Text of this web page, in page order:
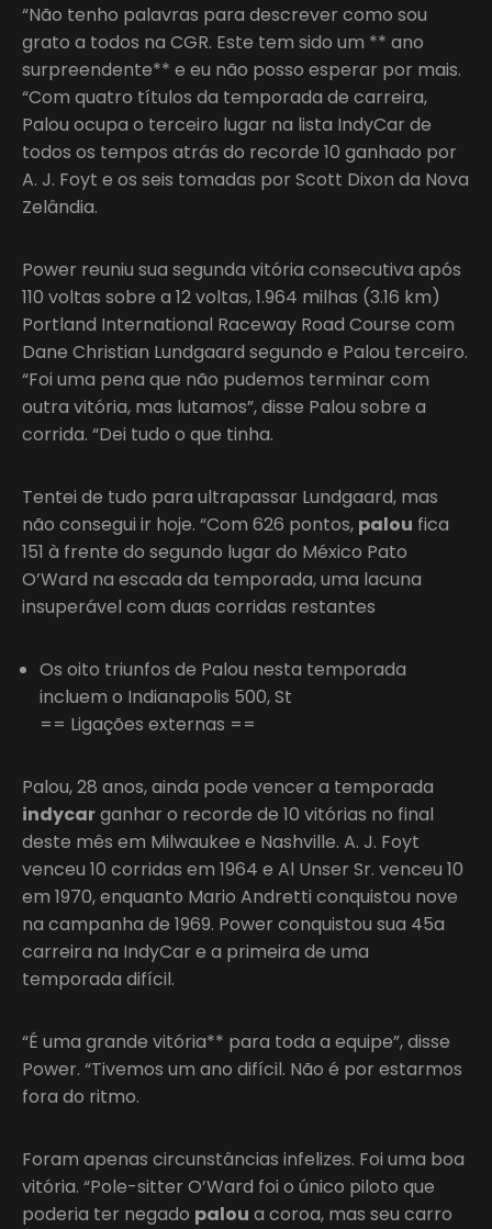
“Não tenho palavras para descrever como sou
grato a todos na CGR. Este tem sido um ** ano
surpreendente** e eu não posso esperar por mais.
“Com quatro títulos da temporada de carreira,
Palou ocupa o terceiro lugar na lista IndyCar de
todos os tempos atrás do recorde 10 ganhado por
A. J. Foyt e os seis tomadas por Scott Dixon da Nova
Zelândia.
Power reuniu sua segunda vitória consecutiva após
110 voltas sobre a 12 voltas, 1.964 milhas (3.16 km)
Portland International Raceway Road Course com
Dane Christian Lundgaard segundo e Palou terceiro.
“Foi uma pena que não pudemos terminar com
outra vitória, mas lutamos”, disse Palou sobre a
corrida. “Dei tudo o que tinha.
Tentei de tudo para ultrapassar Lundgaard, mas
não consegui ir hoje. “Com 626 pontos, palou fica
151 à frente do segundo lugar do México Pato
O’Ward na escada da temporada, uma lacuna
insuperável com duas corridas restantes
Os oito triunfos de Palou nesta temporada
incluem o Indianapolis 500, St
== Ligações externas ==
Palou, 28 anos, ainda pode vencer a temporada
indycarganhar o recorde de 10 vitórias no final
deste mês em Milwaukee e Nashville. A. J. Foyt
venceu 10 corridas em 1964 e Al Unser Sr. venceu 10
em 1970, enquanto Mario Andretti conquistou nove
na campanha de 1969. Power conquistou sua 45a
carreira na IndyCar e a primeira de uma
temporada difícil.
“É uma grande vitória** para toda a equipe”, disse
Power. “Tivemos um ano difícil. Não é por estarmos
fora do ritmo.
Foram apenas circunstâncias infelizes. Foi uma boa
vitória. “Pole-sitter O’Ward foi o único piloto que
poderia ter negado palou a coroa, mas seu carro